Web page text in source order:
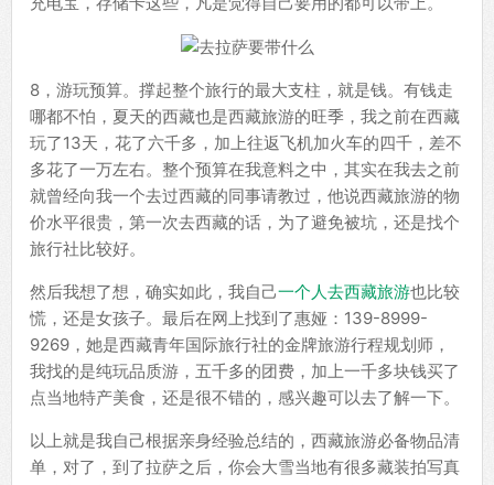
8，游玩预算。撑起整个旅行的最大支柱，就是钱。有钱走
哪都不怕，夏天的西藏也是西藏旅游的旺季，我之前在西藏
玩了13天，花了六千多，加上往返飞机加火车的四千，差不
多花了一万左右。整个预算在我意料之中，其实在我去之前
就曾经向我一个去过西藏的同事请教过，他说西藏旅游的物
价水平很贵，第一次去西藏的话，为了避免被坑，还是找个
旅行社比较好。
然后我想了想，确实如此，我自己一个人去西藏旅游也比较
慌，还是女孩子。最后在网上找到了惠娅：139-8999-
9269，她是西藏青年国际旅行社的金牌旅游行程规划师，
我找的是纯玩品质游，五千多的团费，加上一千多块钱买了
点当地特产美食，还是很不错的，感兴趣可以去了解一下。
以上就是我自己根据亲身经验总结的，西藏旅游必备物品清
单，对了，到了拉萨之后，你会大雪当地有很多藏装拍写真